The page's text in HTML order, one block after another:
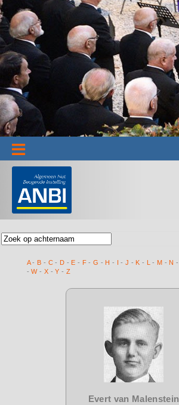
Informatie
A- B - C- D - E - F- G - H - - J - K - L- M - N -
-W- X -Y - Z
Evert van Malenstein